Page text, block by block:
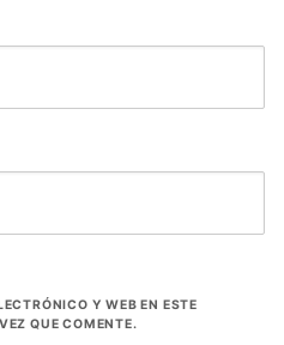
Y WEB EN ESTE
QUE COMENTE.